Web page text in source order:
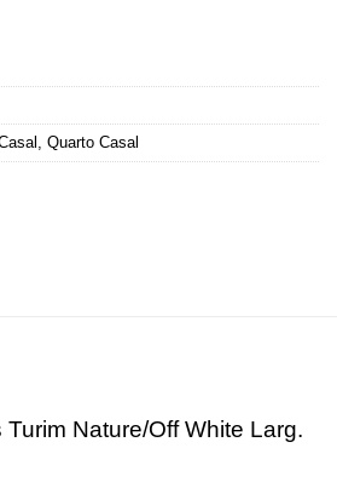
, Quarto Casal
Nature/Off White Larg.